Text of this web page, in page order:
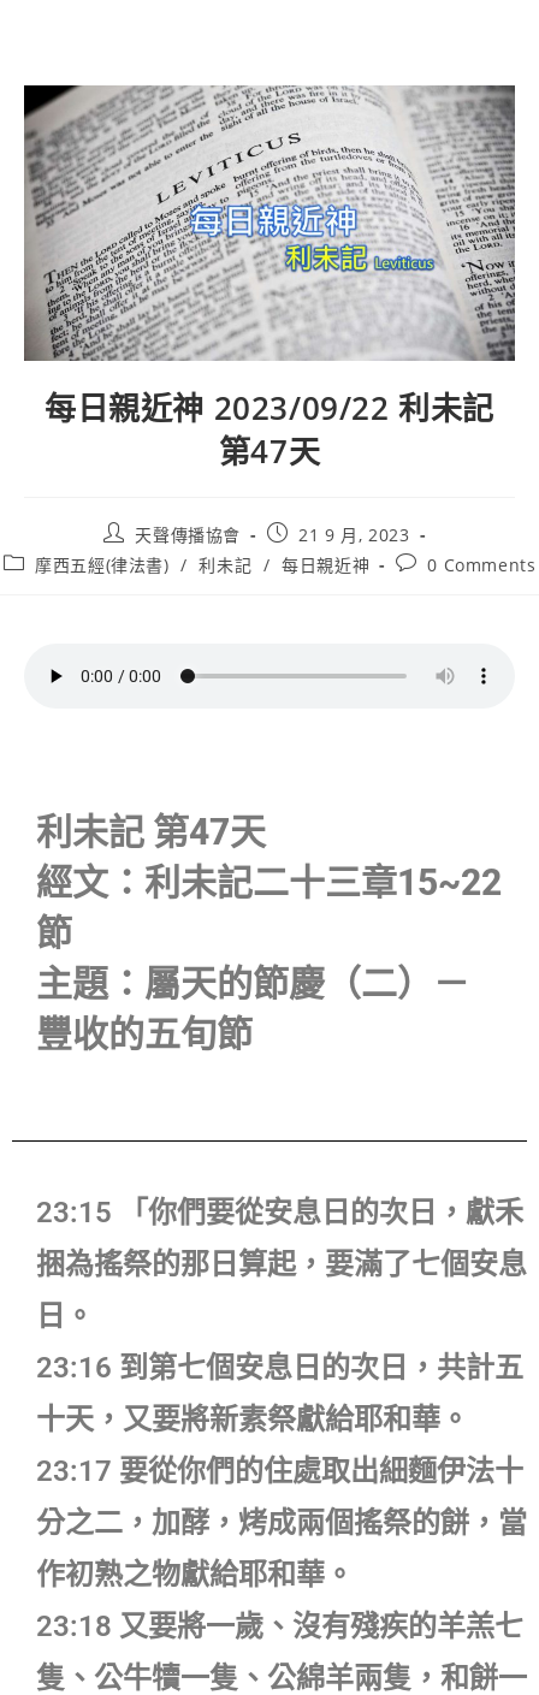
每日親近神 2023/09/22 利未記
第47天
天聲傳播協會
21 9 月, 2023
摩西五經(律法書) / 利未記 / 每日親近神 0 Comments
利未記 第47天
經文：利未記二十三章15~22
節
主題：屬天的節慶（二）－
豐收的五旬節
23:15 「你們要從安息日的次日，獻禾
捆為搖祭的那日算起，要滿了七個安息
日。
23:16 到第七個安息日的次日，共計五
十天，又要將新素祭獻給耶和華。
23:17 要從你們的住處取出細麵伊法十
分之二，加酵，烤成兩個搖祭的餅，當
作初熟之物獻給耶和華。
23:18 又要將一歲、沒有殘疾的羊羔七
隻、公牛犢一隻、公綿羊兩隻，和餅一